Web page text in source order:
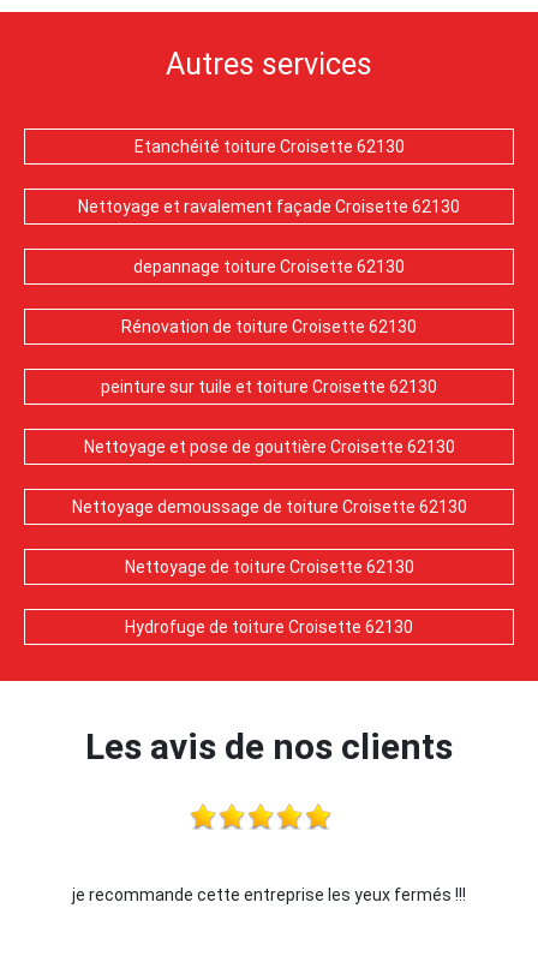
Autres services
Etanchéité toiture Croisette 62130
Nettoyage et ravalement façade Croisette 62130
depannage toiture Croisette 62130
Rénovation de toiture Croisette 62130
peinture sur tuile et toiture Croisette 62130
Nettoyage et pose de gouttière Croisette 62130
Nettoyage demoussage de toiture Croisette 62130
Nettoyage de toiture Croisette 62130
Hydrofuge de toiture Croisette 62130
Les avis de nos clients
je recommande cette entreprise les yeux fermés !!!